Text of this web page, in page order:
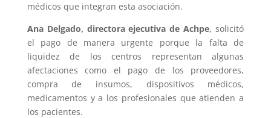
médicos que integran esta asociación.
Ana Delgado, directora ejecutiva de Achpe, solicitó
el pago de manera urgente porque la falta de
liquidez de los centros representan algunas
afectaciones como el pago de los proveedores,
compra de insumos, dispositivos médicos,
medicamentos y a los profesionales que atienden a
los pacientes.